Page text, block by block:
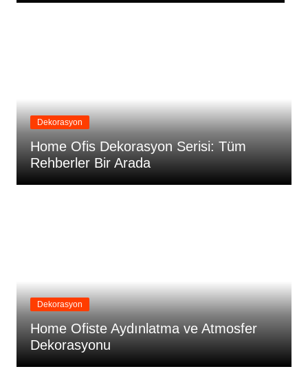
Dekorasyon
Home Ofis Dekorasyon Serisi: Tüm
Rehberler Bir Arada
Dekorasyon
Home Ofiste Aydınlatma ve Atmosfer
Dekorasyonu